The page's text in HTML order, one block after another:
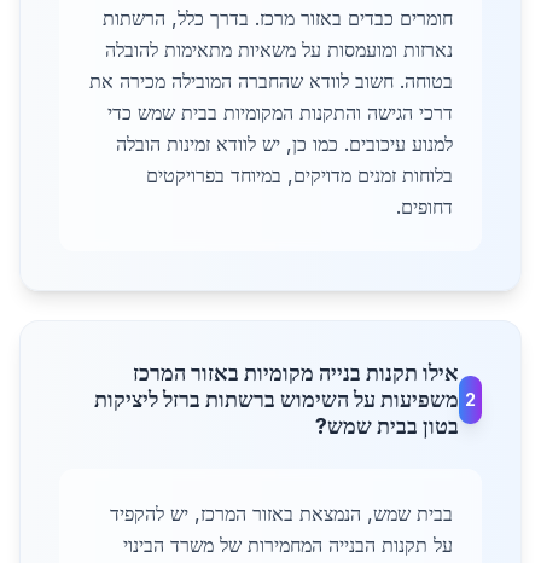
חומרים כבדים באזור מרכז. בדרך כלל, הרשתות
נארזות ומועמסות על משאיות מתאימות להובלה
בטוחה. חשוב לוודא שהחברה המובילה מכירה את
דרכי הגישה והתקנות המקומיות בבית שמש כדי
למנוע עיכובים. כמו כן, יש לוודא זמינות הובלה
בלוחות זמנים מדויקים, במיוחד בפרויקטים
דחופים.
2
אילו תקנות בנייה מקומיות באזור המרכז
משפיעות על השימוש ברשתות ברזל ליציקות
בטון בבית שמש?
בבית שמש, הנמצאת באזור המרכז, יש להקפיד
על תקנות הבנייה המחמירות של משרד הבינוי